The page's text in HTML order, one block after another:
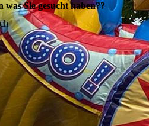
was Sie gesucht haben??